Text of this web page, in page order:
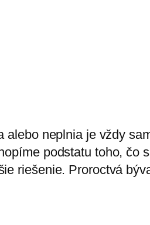
neplnia je vždy
podstatu toho, čo
riešenie. Proroctvá